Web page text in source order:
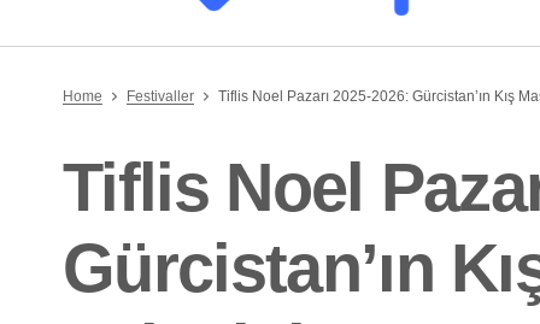
Home Festivaller Tiflis Noel Pazarı 2025-2026: Gürcistan’ın Kış
Tiflis Noel
Gürcistan’ın